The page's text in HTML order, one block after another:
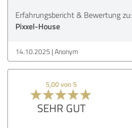
Erfahrungsbericht & Bewertung zu:
Pixxel-House
14.10.2025 Anonym
5,00 von 5
SEHR GUT